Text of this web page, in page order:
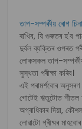
তাপ-সম্পৰ্কীয় ৰোগ
ৰাখিব, যি গুৰুতৰ হ'ব
দুৰ্বল ব্যক্তিৰ ওপৰত
লোকসকল তাপ-
সুস্থতা পৰীক্ষা কৰিব।
এই পৰামৰ্শবোৰ অনুসৰণ
গোটেই ঋতুটোত শীতল
অগ্ৰাধিকাৰ দিয়া,
লোৱাটো গ্ৰীষ্মৰ